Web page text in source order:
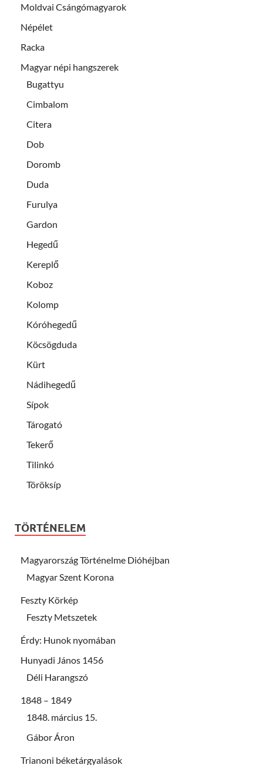
Moldvai Csángómagyarok
Népélet
Racka
Magyar népi hangszerek
Bugattyu
Cimbalom
Citera
Dob
Doromb
Duda
Furulya
Gardon
Hegedű
Kereplő
Koboz
Kolomp
Kóróhegedű
Köcsögduda
Kürt
Nádihegedű
Sípok
Tárogató
Tekerő
Tilinkó
Töröksíp
TÖRTÉNELEM
Magyarország Történelme Dióhéjban
Magyar Szent Korona
Feszty Körkép
Feszty Metszetek
Érdy: Hunok nyomában
Hunyadi János 1456
Déli Harangszó
1848 – 1849
1848. március 15.
Gábor Áron
Trianoni béketárgyalások